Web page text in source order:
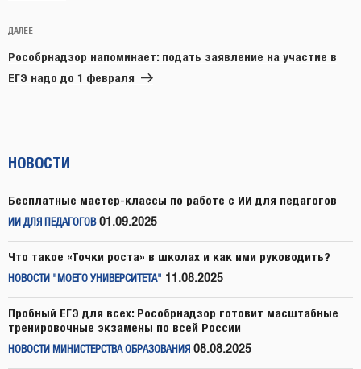
Следующая
запись
ДАЛЕЕ
Рособрнадзор напоминает: подать заявление на участие в
ЕГЭ надо до 1 февраля
НОВОСТИ
Бесплатные мастер-классы по работе с ИИ для педагогов
ИИ ДЛЯ ПЕДАГОГОВ 01.09.2025
Что такое «Точки роста» в школах и как ими руководить?
НОВОСТИ "МОЕГО УНИВЕРСИТЕТА" 11.08.2025
Пробный ЕГЭ для всех: Рособрнадзор готовит масштабные
тренировочные экзамены по всей России
НОВОСТИ МИНИСТЕРСТВА ОБРАЗОВАНИЯ 08.08.2025